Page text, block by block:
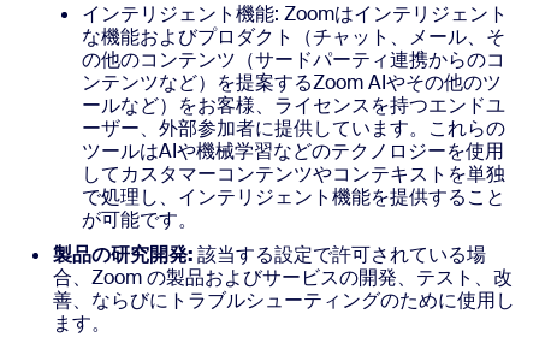
インテリジェント機能: Zoomはインテリジェント
な機能およびプロダクト（チャット、メール、そ
の他のコンテンツ（サードパーティ連携からのコ
ンテンツなど）を提案するZoom AIやその他のツ
ールなど）をお客様、ライセンスを持つエンドユ
ーザー、外部参加者に提供しています。これらの
ツールはAIや機械学習などのテクノロジーを使用
してカスタマーコンテンツやコンテキストを単独
で処理し、インテリジェント機能を提供すること
が可能です。
製品の研究開発:該当する設定で許可されている場
合、Zoom の製品およびサービスの開発、テスト、改
善、ならびにトラブルシューティングのために使用し
ます。